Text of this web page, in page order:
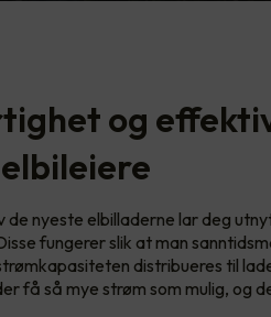
og
de nyeste elbilladerne lar deg
fungerer slik at man
distribueres til
få så mye strøm som mulig, og